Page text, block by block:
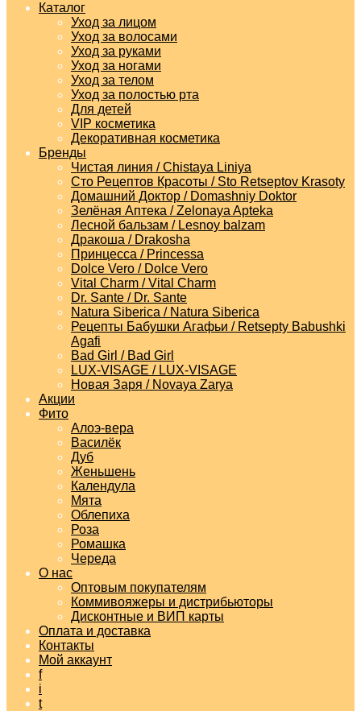
Каталог
Уход за лицом
Уход за волосами
Уход за руками
Уход за ногами
Уход за телом
Уход за полостью рта
Для детей
VIP косметика
Декоративная косметика
Бренды
Чистая линия / Chistaya Liniya
Сто Рецептов Красоты / Sto Retseptov Krasoty
Домашний Доктор / Domashniy Doktor
Зелёная Аптека / Zelonaya Apteka
Лесной бальзам / Lesnoy balzam
Дракоша / Drakosha
Принцесса / Princessa
Dolce Vero / Dolce Vero
Vital Charm / Vital Charm
Dr. Sante / Dr. Sante
Natura Siberica / Natura Siberica
Рецепты Бабушки Агафьи / Retsepty Babushki
Agafi
Bad Girl / Bad Girl
LUX-VISAGE / LUX-VISAGE
Новая Заря / Novaya Zarya
Акции
Фито
Алоэ-вера
Василёк
Дуб
Женьшень
Календула
Мята
Облепиха
Роза
Ромашка
Череда
О нас
Оптовым покупателям
Коммивояжеры и дистрибьюторы
Дисконтные и ВИП карты
Оплата и доставка
Контакты
Мой аккаунт
f
i
t